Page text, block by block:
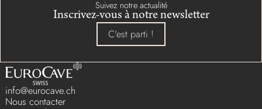
Suivez notre actualité
Inscrivez-vous à notre newsletter
C'est parti !
info@eurocave.ch
Nous contacter